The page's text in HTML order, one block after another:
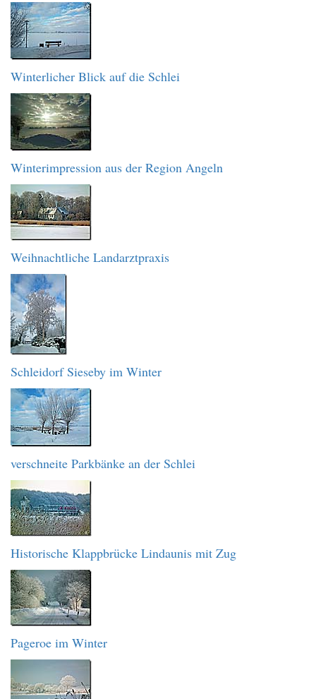
Winterlicher Blick auf die Schlei
Winterimpression aus der Region Angeln
Weihnachtliche Landarztpraxis
Schleidorf Sieseby im Winter
verschneite Parkbänke an der Schlei
Historische Klappbrücke Lindaunis mit Zug
Pageroe im Winter